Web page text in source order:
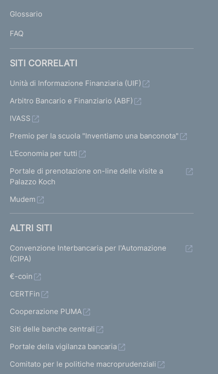
IGlossario
FAQ
SITI CORRELATI
Unità di Informazione Finanziaria (UIF)
Arbitro Bancario e Finanziario (ABF)
IVASS
Premio per la scuola "Inventiamo una banconota"
L'Economia per tutti
Portale di prenotazione on-line delle visite a
Palazzo Koch
Mudem
ALTRI SITI
Convenzione Interbancaria per l'Automazione
(CIPA)
€-coin
CERTFin
Cooperazione PUMA
Siti delle banche centrali
Portale della vigilanza bancaria
Comitato per le politiche macroprudenziali